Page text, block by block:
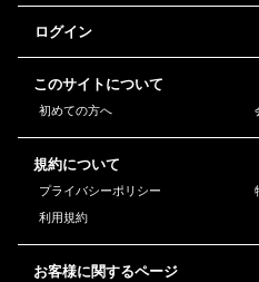
ログイン
このサイトについて
初めての方へ
規約について
プライバシーポリシー
利用規約
お客様に関するページ